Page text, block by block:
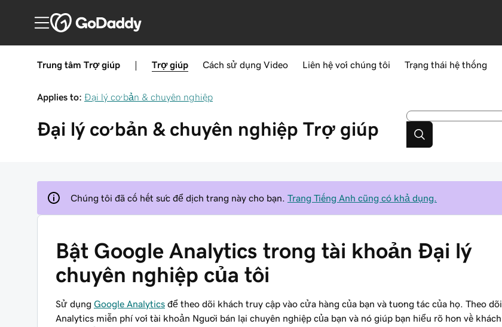
Trung tâm Trợ giúp Trợ giúp Cách sử dụng Video Liên hệ với chúng tôi Trạng thái hệ thống
Applies to: Đại lý cơ bản & chuyên nghiệp
Đại lý cơ bản & chuyên nghiệp Trợ giúp
Chúng tôi đã cố hết sức để dịch trang này cho bạn. Trang Tiếng Anh cũng có khả dụng.
Bật Google Analytics trong tài khoản Đại lý
chuyên nghiệp của tôi
Sử dụng Google Analytics để theo dõi khách truy cập vào cửa hàng của bạn và tương tác của họ. Theo dõi
Analytics miễn phí với tài khoản Người bán lại chuyên nghiệp của bạn và nó giúp bạn hiểu rõ hơn về khách